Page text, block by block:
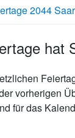
2044
hat
vorherigen
für das